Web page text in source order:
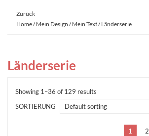
Zurück
Home/Mein Design / Mein Text/ Länderserie
Länderserie
Showing 1–36 of 129 results
SORTIERUNG
1 2